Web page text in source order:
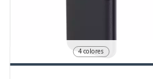
4 colores